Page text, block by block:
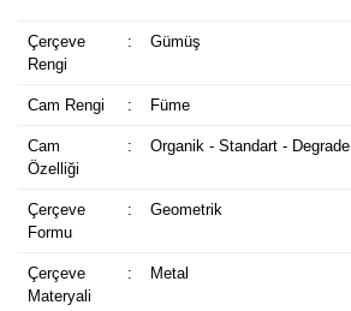
Çerçeve
Rengi
: Gümüş
Cam Rengi : Füme
Cam
Özelliği
: Organik - Standart - Degrade
Çerçeve
Formu
: Geometrik
Çerçeve
Materyali
: Metal